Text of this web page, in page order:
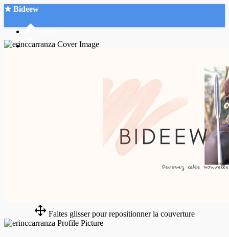
★ Bideew
Faites glisser pour repositionner la couverture